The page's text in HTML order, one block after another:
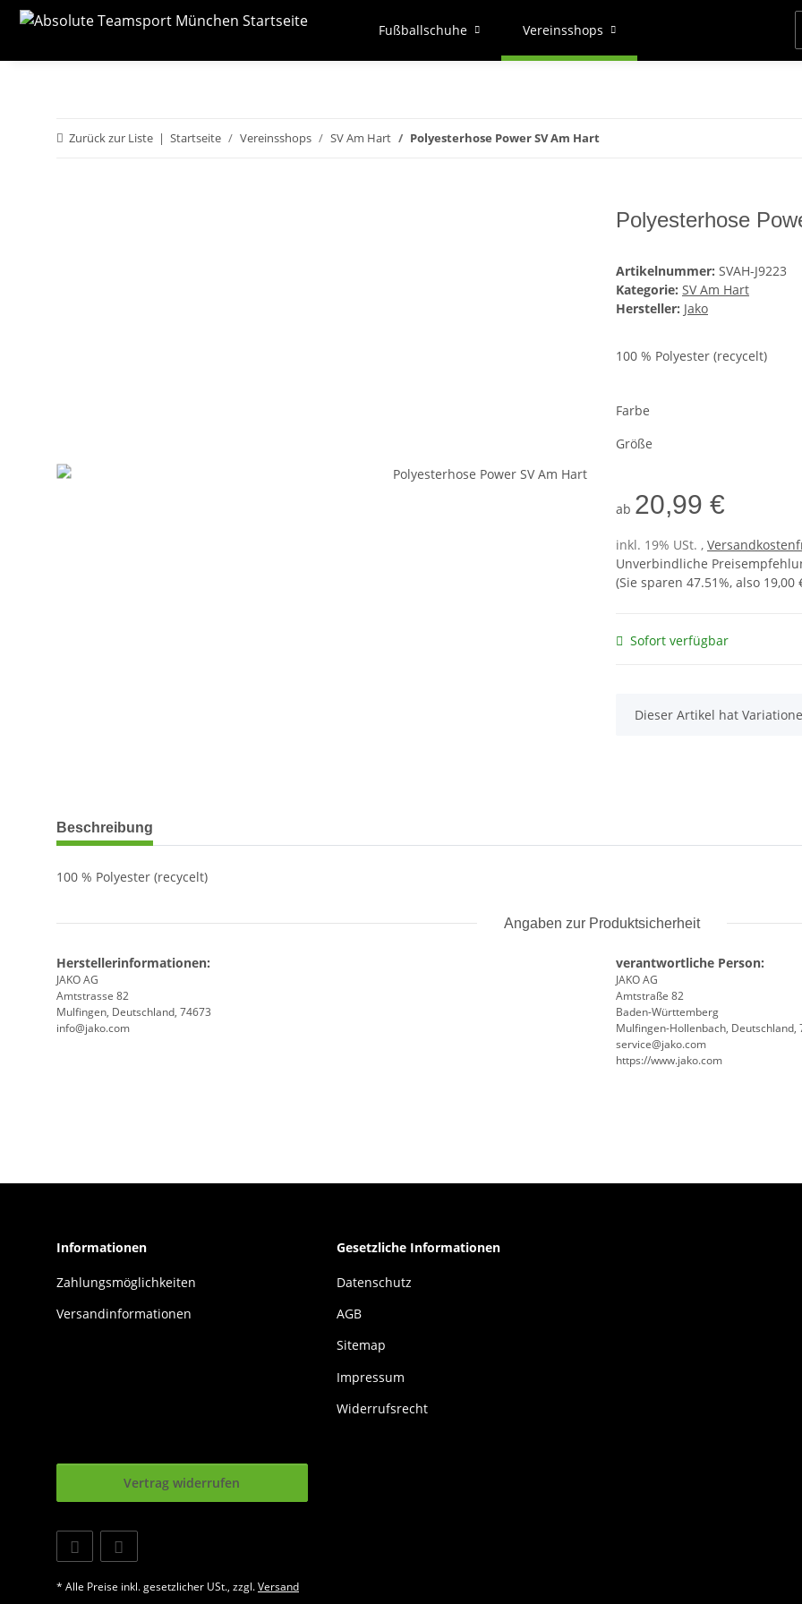
Fußballschuhe Vereinsshops
Zurück zur Liste Startseite Vereinsshops SV Am Hart Polyesterhose Power SV Am Hart
Polyesterhose
Artikelnummer: SVAH-J9223
Kategorie: SV Am Hart
Hersteller: Jako
100 % Polyester (recycelt)
Farbe
Größe
ab 20,99 €
inkl. 19% USt. ,
Unverbindliche
(Sie sparen 47.51%, also 19,00
Sofort verfügbar
x
Dieser Artikel hat
weitere Registerkarten anzeigen
Beschreibung
100 % Polyester (recycelt)
Angaben zur Produktsicherheit
Herstellerinformationen:
JAKO AG
Amtstrasse 82
Mulfingen, Deutschland, 74673
info@jako.com
verantwortliche Person:
JAKO AG
Amtstraße 82
Baden-Württemberg
Mulfingen-Hollenbach, Deutschland,
service@jako.com
https://www.jako.com
Informationen
Zahlungsmöglichkeiten
Versandinformationen
Gesetzliche Informationen
Datenschutz
AGB
Sitemap
Impressum
Widerrufsrecht
Vertrag widerrufen
* Alle Preise inkl. gesetzlicher USt., zzgl.Versand